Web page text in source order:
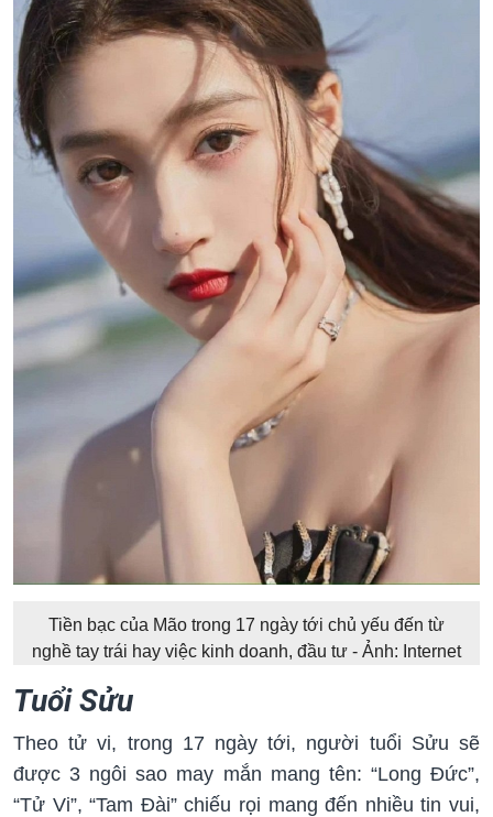
Tiền bạc của Mão trong 17 ngày tới chủ yếu đến từ
nghề tay trái hay việc kinh doanh, đầu tư - Ảnh: Internet
Tuổi Sửu
Theo tử vi, trong 17 ngày tới, người tuổi Sửu sẽ
được 3 ngôi sao may mắn mang tên: “Long Đức”,
“Tử Vi”, “Tam Đài” chiếu rọi mang đến nhiều tin vui,